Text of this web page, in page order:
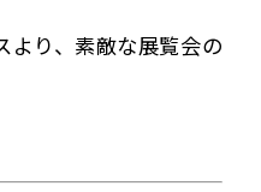
より、素敵な展覧会の